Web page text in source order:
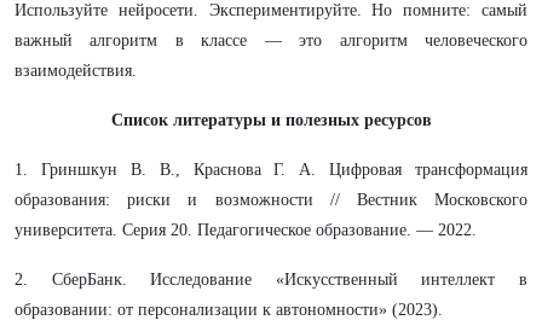
Используйте нейросети. Экспериментируйте. Но помните: самый
важный алгоритм в классе — это алгоритм человеческого
взаимодействия.
Список литературы и полезных ресурсов
1. Гриншкун В. В., Краснова Г. А. Цифровая трансформация
образования: риски и возможности // Вестник Московского
университета. Серия 20. Педагогическое образование. — 2022.
2. СберБанк. Исследование «Искусственный интеллект в
образовании: от персонализации к автономности» (2023).